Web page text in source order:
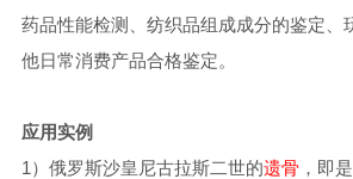
药品性能检测、纺织品组成成分的鉴定、
他日常消费产品合格鉴定。
应用实例
1）俄罗斯沙皇尼古拉斯二世的遗骨，即